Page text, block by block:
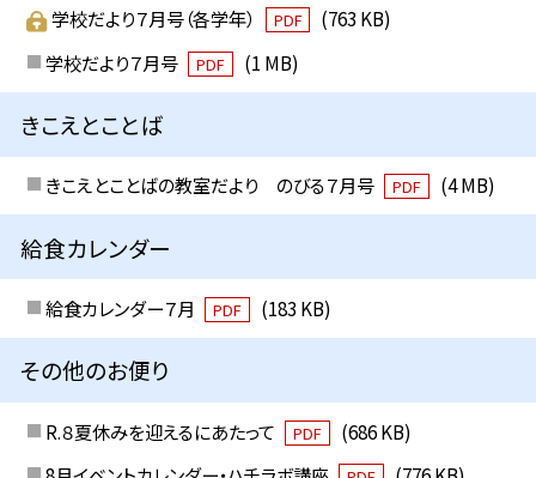
学校だより７月号（各学年）
PDF
(763 KB)
学校だより７月号
PDF (1 MB)
きこえとことば
きこえとことばの教室だより のびる７月号 PDF (4 MB)
給食カレンダー
給食カレンダー７月 PDF (183 KB)
その他のお便り
R.８夏休みを迎えるにあたって PDF
(686 KB)